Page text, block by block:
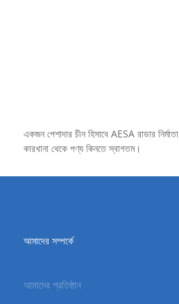
একজন পেশাদার চীন হিসাবে AESA রাডার
কারখানা থেকে পণ্য কিনতে স্বাগতম।
আমাদের সম্পর্কে
আমাদের প্রতিষ্ঠান